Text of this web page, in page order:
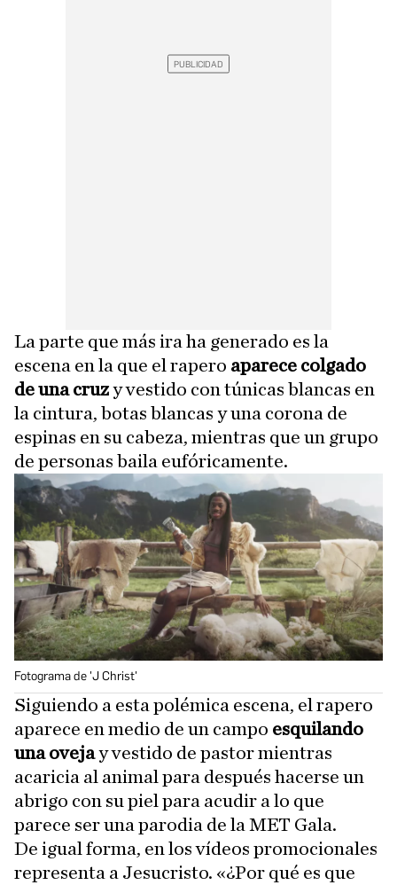
La parte que más ira ha generado es la
escena en la que el rapero aparece colgado
de una cruzy vestido con túnicas blancas en
la cintura, botas blancas y una corona de
espinas en su cabeza, mientras que un grupo
de personas baila eufóricamente.
Fotograma de 'J Christ'
Siguiendo a esta polémica escena, el rapero
aparece en medio de un campo esquilando
una ovejay vestido de pastor mientras
acaricia al animal para después hacerse un
abrigo con su piel para acudir a lo que
parece ser una parodia de la MET Gala.
De igual forma, en los vídeos promocionales
representa a Jesucristo. «¿Por qué es que